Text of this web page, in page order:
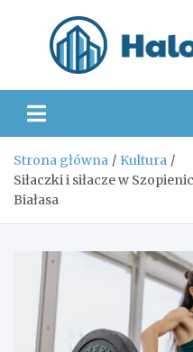
Strona główna
Kultura
Siłaczki i siłacze w
Białasa